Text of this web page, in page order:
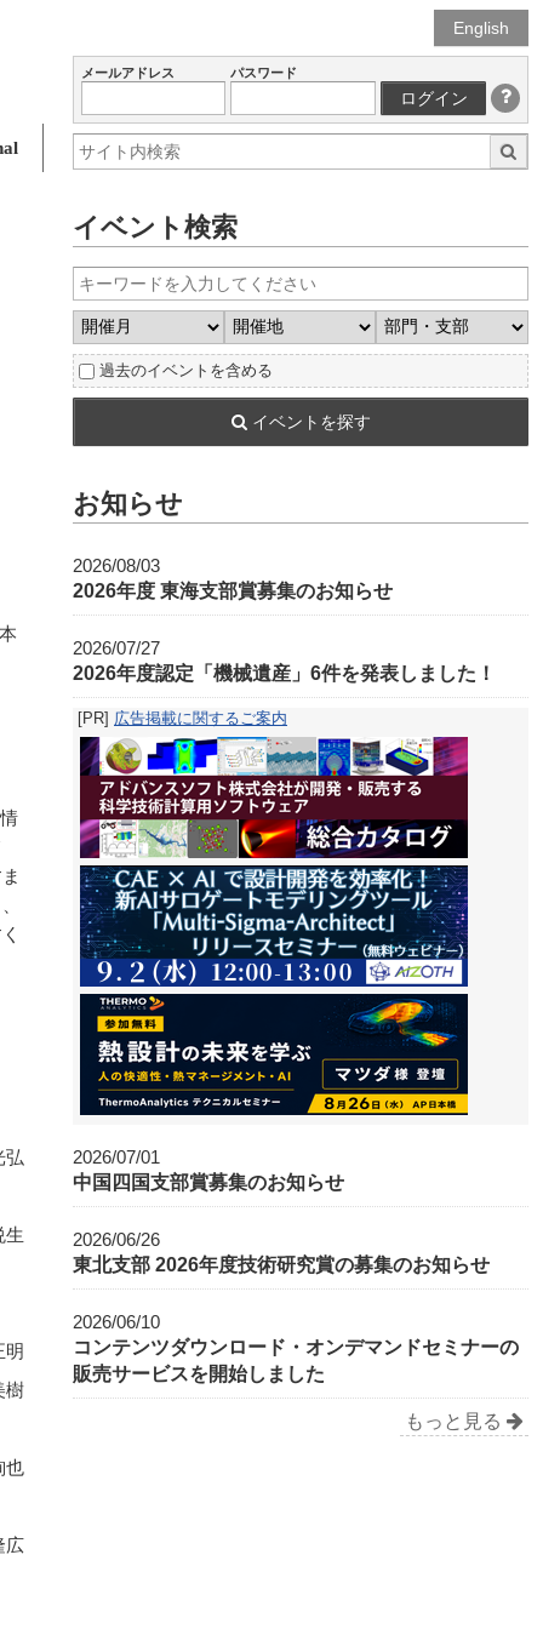
也
English
メールアドレス パスワード
ログイン
イベント検索
過去のイベントを含める
イベントを探す
お知らせ
2026/08/03
2026年度 東海支部賞募集のお知らせ
2026/07/27
2026年度認定「機械遺産」6件を発表しました！
[PR] 広告掲載に関するご案内
2026/07/01
中国四国支部賞募集のお知らせ
2026/06/26
東北支部 2026年度技術研究賞の募集のお知らせ
2026/06/10
コンテンツダウンロード・オンデマンドセミナーの
販売サービスを開始しました
もっと見る